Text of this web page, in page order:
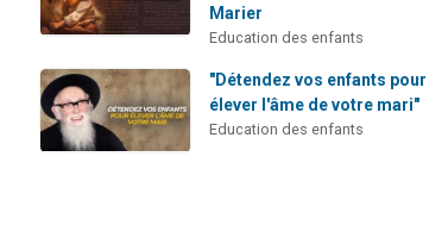
Marier
Education des enfants
"Détendez vos enfants pour
élever l'âme de votre mari"
Education des enfants